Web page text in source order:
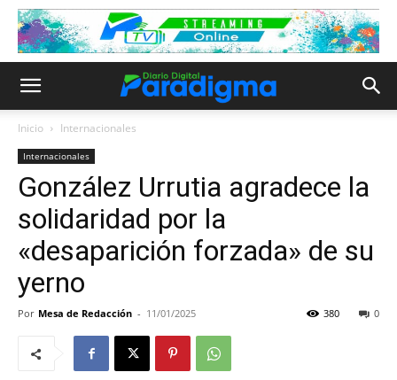
Inicio Internacionales
Internacionales
González Urrutia agradece la
solidaridad por la
«desaparición forzada» de su
yerno
Por Mesa de Redacción - 11/01/2025 0
380